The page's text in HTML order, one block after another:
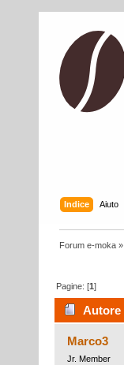
Indice Aiuto
Forum e-moka »
Pagine: [1]
Autore
Marco3
Jr. Member